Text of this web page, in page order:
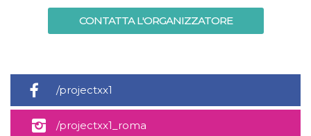
CONTATTA L'ORGANIZZATORE
/projectxx1
/projectxx1_roma